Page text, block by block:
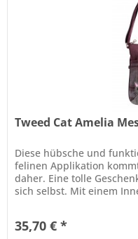
Tweed Cat Amelia
Diese hübsche und
felinen Applikation
daher. Eine tolle
sich selbst. Mit einem
35,70 € *